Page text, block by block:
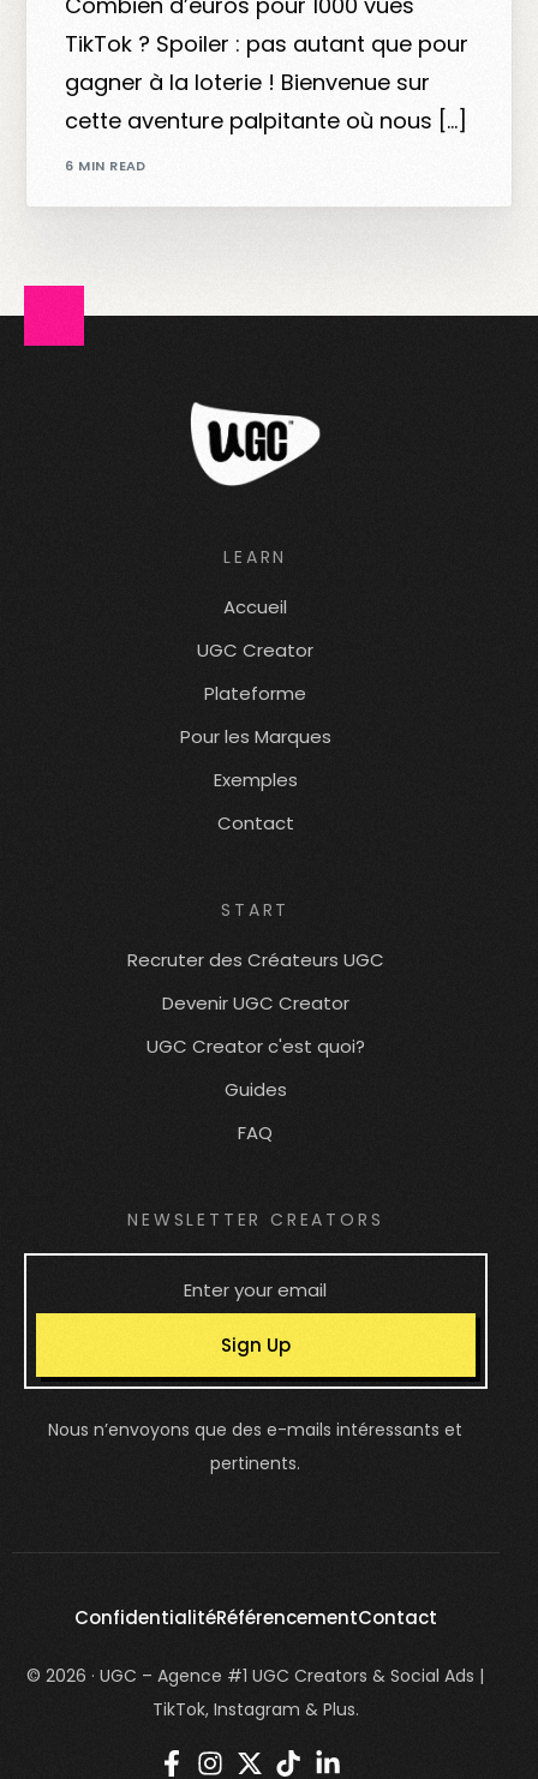
TikTok ? Spoiler : pas autant que pour
gagner à la loterie ! Bienvenue sur
cette aventure palpitante où nous […]
6 MIN READ
LEARN
Accueil
UGC Creator
Plateforme
Pour les Marques
Exemples
Contact
START
Recruter des Créateurs UGC
Devenir UGC Creator
UGC Creator c'est quoi?
Guides
FAQ
NEWSLETTER CREATORS
Sign Up
Nous n’envoyons que des e-mails intéressants et
pertinents.
ConfidentialitéRéférencementContact
© 2026 · UGC – Agence #1 UGC Creators & Social Ads |
TikTok, Instagram & Plus.
login